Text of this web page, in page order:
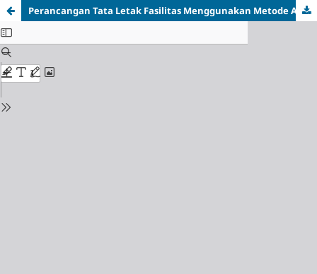
Perancangan Tata Letak Fasilitas Menggunakan Metode ARC dan FTC Untuk Meningkatkan Efisiensi Produksi